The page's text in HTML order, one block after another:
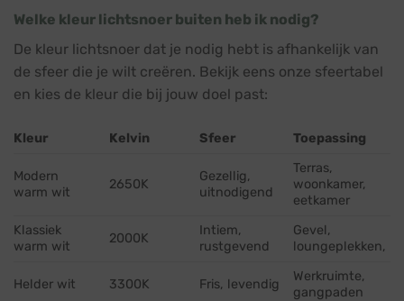
Welke kleur lichtsnoer buiten heb ik nodig?
De kleur lichtsnoer dat je nodig hebt is afhankelijk van
de sfeer die je wilt creëren. Bekijk eens onze sfeertabel
en kies de kleur die bij jouw doel past:
Kleur Kelvin Sfeer Toepassing
Modern
warm wit
2650K
Gezellig,
uitnodigend
Terras,
woonkamer,
eetkamer
Klassiek
warm wit
2000K
Intiem,
rustgevend
Gevel,
loungeplekken,
Helder wit 3300K Fris, levendig
Werkruimte,
gangpaden